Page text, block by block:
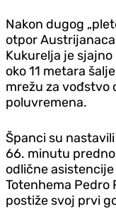
Nakon dugog
otpor
Kukurelja je sjajno
oko 11 metara
mrežu za vođstvo
poluvremena.
Španci su
66. minutu
odlične
Totenhema Pedro
postiže svoj prvi